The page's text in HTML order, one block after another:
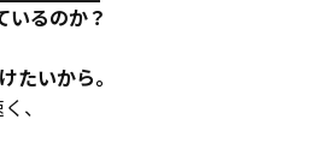
いるのか？
たいから。
、